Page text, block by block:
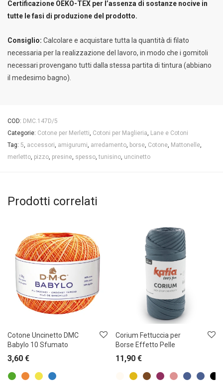
Certificazione OEKO-TEX per l’assenza di sostanze nocive in
tutte le fasi di produzione del prodotto.
Consiglio: Calcolare e acquistare tutta la quantità di filato
necessaria per la realizzazione del lavoro, in modo che i gomitoli
necessari provengano tutti dalla stessa partita di tintura (abbiano
il medesimo bagno).
COD: DMC.147D/5
Categorie: Cotone per Merletti, Cotoni per Maglieria, Lane e Cotoni
Tag: 5, accessori, amigurumi, arredamento, borse, Cotone, Mattonelle,
merletto, pizzo, presine, spesso,tunisino, uncinetto
Prodotti correlati
Cotone Uncinetto DMC
Babylo 10 Sfumato
3,60 €
Corium Fettuccia per
Borse Effetto Pelle
11,90 €